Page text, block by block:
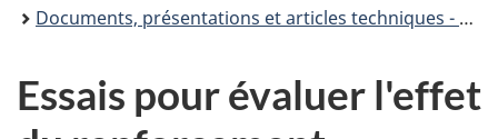
Documents, présentations et articles techniques - 2013
Essais pour évaluer l'effet